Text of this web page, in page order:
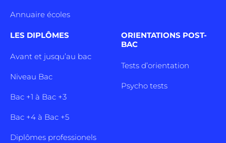
Annuaire écoles
LES DIPLÔMES
Avant et jusqu’au bac
Niveau Bac
Bac +1 à Bac +3
Bac +4 à Bac +5
Diplômes professionels
ORIENTATIONS POST-
BAC
Tests d’orientation
Psycho tests